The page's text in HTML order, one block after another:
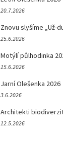
20.7.2026
Znovu slyšíme „Už-
25.6.2026
Motýlí půlhodinka
15.6.2026
Jarní Olešenka 2026
3.6.2026
Architekti
12.5.2026